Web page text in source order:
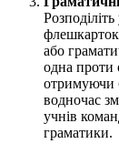
або
одна проти
отримуючи
водночас
учнів
граматики.